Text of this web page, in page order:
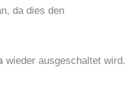
da dies den
wieder ausgeschaltet wird.